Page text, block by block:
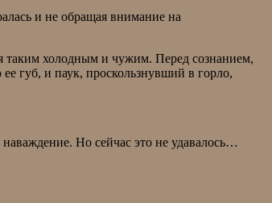
и не обращая внимание на
таким холодным и чужим. Перед сознанием,
губ, и паук, проскользнувший в горло,
наваждение. Но сейчас это не удавалось…